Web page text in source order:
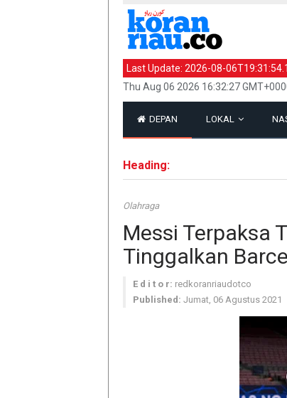
Last Update: 2026-08-
Thu Aug 06 2026 16:32:27
DEPAN LOKAL
Heading:
Olahraga
Messi Terpaksa
Tinggalkan
E d i t o r: redkoranriaudotco
Published: Jumat, 06 Agustus 2021